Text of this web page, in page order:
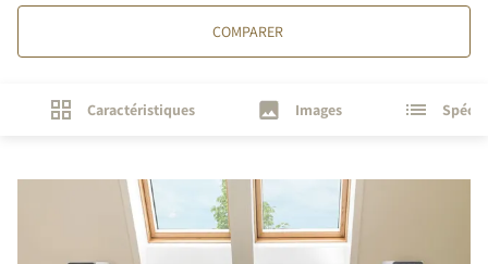
COMPARER
Caractéristiques Images